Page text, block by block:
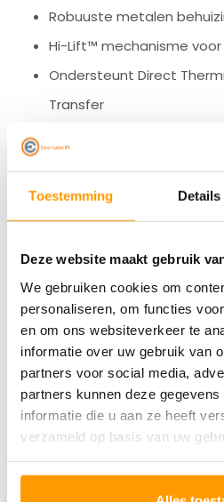
Toestemming Details
Deze website maakt gebruik
We gebruiken cookies om
personaliseren, om functies
en om ons websiteverkeer te
informatie over uw gebruik van
partners voor social media,
partners kunnen deze
informatie die u aan ze heeft
verzameld op basis van uw
Robuuste metalen
Hi-Lift™ mechanisme
Ondersteunt Direct
Transfer
Standaard USB en
De CL-S700III is gebouwd voor
en hoge snelheid is dit een
bedrijven die elke dag op hun
rekenen.
Zoek je een stevige en snelle
te gebruiken is? Dan zit je met
helemaal goed.
Specificaties